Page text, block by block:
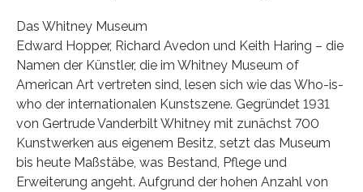
Das Whitney Museum
Edward Hopper, Richard Avedon und Keith Haring – die
Namen der Künstler, die im Whitney Museum of
American Art vertreten sind, lesen sich wie das Who-is-
who der internationalen Kunstszene. Gegründet 1931
von Gertrude Vanderbilt Whitney mit zunächst 700
Kunstwerken aus eigenem Besitz, setzt das Museum
bis heute Maßstäbe, was Bestand, Pflege und
Erweiterung angeht. Aufgrund der hohen Anzahl von